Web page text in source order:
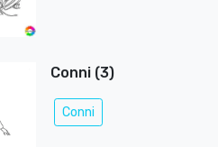
Conni (3)
Conni